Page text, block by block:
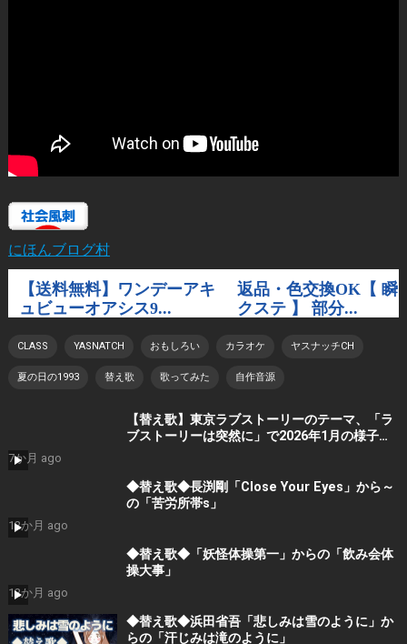
にほんブログ村
CLASS YASNATCH おもしろい カラオケ ヤスナッチCH
夏の日の1993 替え歌 歌ってみた 自作音源
【替え歌】東京ラブストーリーのテーマ、「ラ
ブストーリーは突然に」で2026年1月の様子を
7か月 ago
◆替え歌◆長渕剛「Close Your Eyes」から～
の「苦労所帯s」
12か月 ago
◆替え歌◆「妖怪体操第一」からの「飲み会体
操大事」
12か月 ago
◆替え歌◆浜田省吾「悲しみは雪のように」か
らの「汗じみは滝のように」